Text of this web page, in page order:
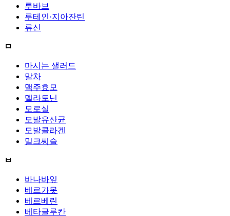
루바브
루테인·지아잔틴
류신
ㅁ
마시는 샐러드
말차
맥주효모
멜라토닌
모로실
모발유산균
모발콜라겐
밀크씨슬
ㅂ
바나바잎
베르가못
베르베린
베타글루칸